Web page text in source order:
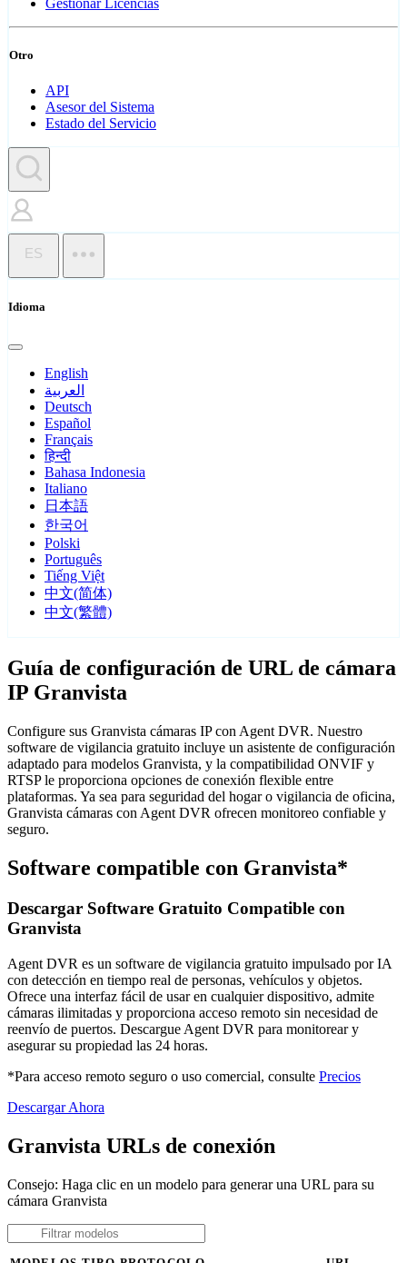
Otro
API
Asesor del Sistema
Estado del Servicio
ES
Idioma
English
العربية
Deutsch
Español
Français
हिन्दी
Bahasa Indonesia
Italiano
日本語
한국어
Polski
Português
Tiếng Việt
中文(简体)
中文(繁體)
Guía de configuración de URL de cámara
IP Granvista
Configure sus Granvista cámaras IP con Agent DVR. Nuestro
software de vigilancia gratuito incluye un asistente de configuración
adaptado para modelos Granvista, y la compatibilidad ONVIF y
RTSP le proporciona opciones de conexión flexible entre
plataformas. Ya sea para seguridad del hogar o vigilancia de oficina,
Granvista cámaras con Agent DVR ofrecen monitoreo confiable y
seguro.
Software compatible con Granvista*
Descargar Software Gratuito Compatible con
Granvista
Agent DVR es un software de vigilancia gratuito impulsado por IA
con detección en tiempo real de personas, vehículos y objetos.
Ofrece una interfaz fácil de usar en cualquier dispositivo, admite
cámaras ilimitadas y proporciona acceso remoto sin necesidad de
reenvío de puertos. Descargue Agent DVR para monitorear y
asegurar su propiedad las 24 horas.
*Para acceso remoto seguro o uso comercial, consulte Precios
Descargar Ahora
Granvista URLs de conexión
Consejo: Haga clic en un modelo para generar una URL para su
cámara Granvista